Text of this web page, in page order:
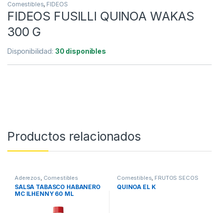
Comestibles, FIDEOS
FIDEOS FUSILLI QUINOA WAKAS
300 G
Disponibilidad: 30 disponibles
Productos relacionados
Aderezos, Comestibles
SALSA TABASCO HABANERO
MC ILHENNY 60 ML
Comestibles, FRUTOS SECOS
QUINOA EL K